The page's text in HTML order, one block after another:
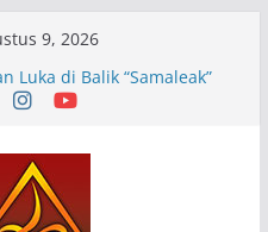
9, 2026
Patria Seni Rupa
Menjadi Mantra
Luka di Balik “Samaleak”
dan Budaya: Catatan
Haryo Soekartono
ke Taman Budaya Jawa